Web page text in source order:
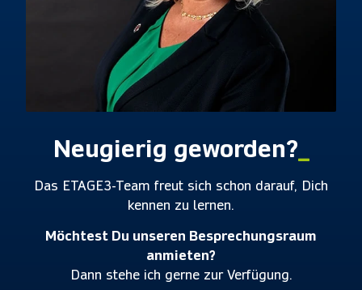
Neugierig geworden?
Das ETAGE3-Team freut sich schon darauf, Dich
kennen zu lernen.
Möchtest Du unseren Besprechungsraum
anmieten?
Dann stehe ich gerne zur Verfügung.